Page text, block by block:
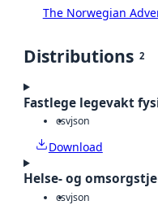
The Norwegian
Distributions 2
Fastlege legevakt
csvjson
Download
Helse- og
csvjson